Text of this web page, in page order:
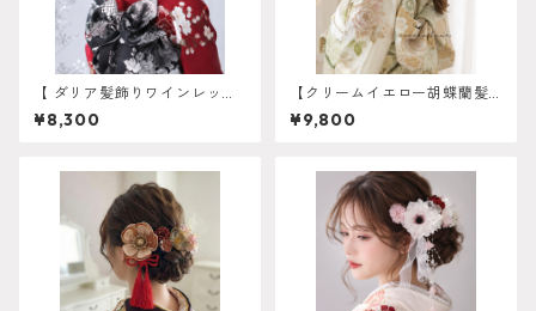
【 ダリア髪飾りワインレッド
】 成人式 卒業式 振袖 袴 結
婚式 オーダーメイド対応】成
¥8,300
【クリームイエロー胡蝶蘭髪
飾り 胡蝶蘭髪飾り 】ホワイト
ゴールド 成人式 卒業式 振袖
婚式 オーダーメイド対応 O-
¥9,800